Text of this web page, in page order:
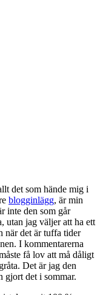
det som hände mig i
blogginlägg, är min
inte den som går
utan jag väljer att ha ett
när det är tuffa tider
I kommentarerna
få lov att må dåligt
Det är jag den
gjort det i sommar.